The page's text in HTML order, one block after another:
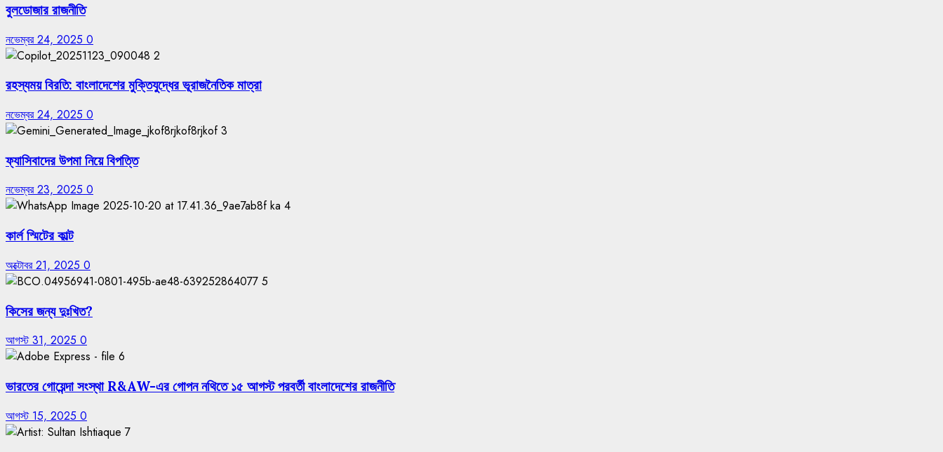
বুলডোজার রাজনীতি
নভেম্বর 24, 2025 0
2
রহস্যময় বিরতি: বাংলাদেশের মুক্তিযুদ্ধের ভূরাজনৈতিক মাত্রা
নভেম্বর 24, 2025 0
3
ফ্যাসিবাদের উপমা নিয়ে বিপত্তি
নভেম্বর 23, 2025 0
4
কার্ল স্মিটের কাল্ট
অক্টোবর 21, 2025 0
5
কিসের জন্য দুঃখিত?
আগস্ট 31, 2025 0
6
ভারতের গোয়েন্দা সংস্থা R&AW-এর গোপন নথিতে ১৫ আগস্ট পরবর্তী বাংলাদেশের রাজনীতি
আগস্ট 15, 2025 0
7